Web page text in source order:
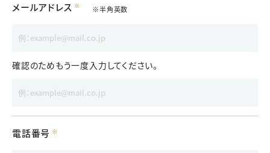
メールアドレス ※半角英数
確認のためもう一度入力してください。
電話番号